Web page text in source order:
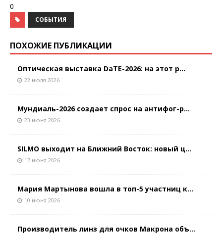
0
СОБЫТИЯ
ПОХОЖИЕ ПУБЛИКАЦИИ
Оптическая выставка DaTE-2026: на этот р...
22 июля 2026
Мундиаль-2026 создает спрос на антифог-р...
23 июня 2026
SILMO выходит на Ближний Восток: новый ц...
17 июня 2026
Мария Мартынова вошла в топ-5 участниц к...
10 июня 2026
Производитель линз для очков Макрона объ...